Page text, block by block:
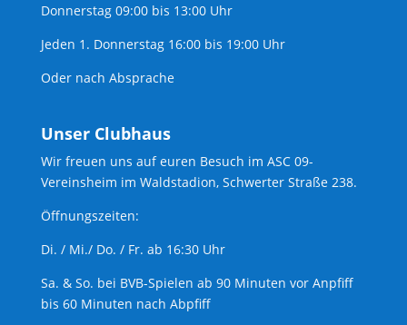
Donnerstag 09:00 bis 13:00 Uhr
Jeden 1. Donnerstag 16:00 bis 19:00 Uhr
Oder nach Absprache
Unser Clubhaus
Wir freuen uns auf euren Besuch im ASC 09-
Vereinsheim im Waldstadion, Schwerter Straße 238.
Öffnungszeiten:
Di. / Mi./ Do. / Fr. ab 16:30 Uhr
Sa. & So. bei BVB-Spielen ab 90 Minuten vor Anpfiff
bis 60 Minuten nach Abpfiff